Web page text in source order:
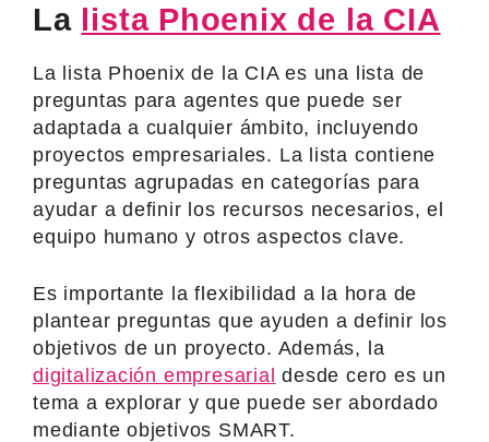
La lista Phoenix de la CIA
La lista Phoenix de la CIA es una lista de
preguntas para agentes que puede ser
adaptada a cualquier ámbito, incluyendo
proyectos empresariales. La lista contiene
preguntas agrupadas en categorías para
ayudar a definir los recursos necesarios, el
equipo humano y otros aspectos clave.
Es importante la flexibilidad a la hora de
plantear preguntas que ayuden a definir los
objetivos de un proyecto. Además, la
digitalización empresarial desde cero es un
tema a explorar y que puede ser abordado
mediante objetivos SMART.